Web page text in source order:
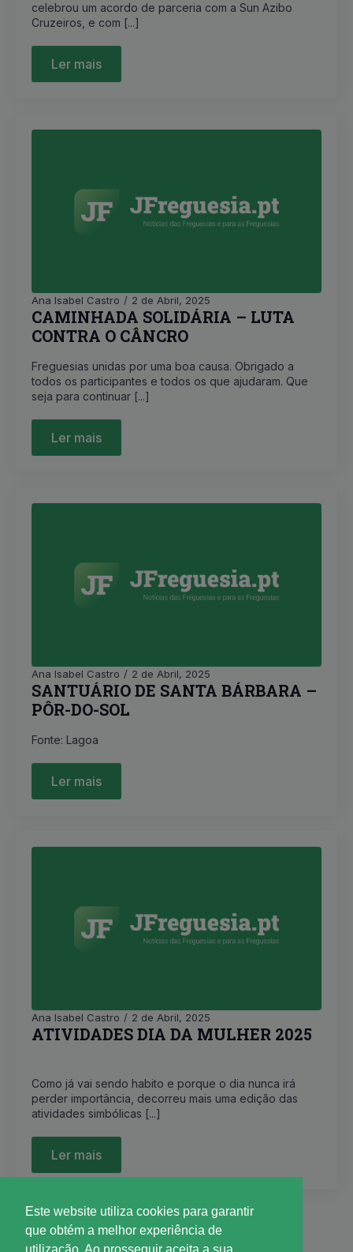
celebrou um acordo de parceria com a Sun Azibo
Cruzeiros, e com [...]
Ler mais
CAMINHADA SOLIDÁRIA – LUTA
CONTRA O CÂNCRO
Ana Isabel Castro 2 de Abril, 2025
Freguesias unidas por uma boa causa. Obrigado a
todos os participantes e todos os que ajudaram. Que
seja para continuar [...]
Ler mais
SANTUÁRIO DE SANTA BÁRBARA –
PÔR-DO-SOL
Ana Isabel Castro 2 de Abril, 2025
Fonte: Lagoa
Ler mais
ATIVIDADES DIA DA MULHER 2025
Ana Isabel Castro 2 de Abril, 2025
Como já vai sendo habito e porque o dia nunca irá
perder importância, decorreu mais uma edição das
atividades simbólicas [...]
Ler mais
1 2 3 … 28
Este website utiliza cookies para garantir
que obtém a melhor experiência de
utilização. Ao prosseguir aceita a sua